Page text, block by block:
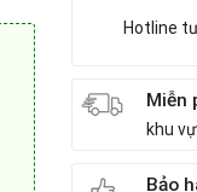
Hotline
Miễn
khu
Bảo